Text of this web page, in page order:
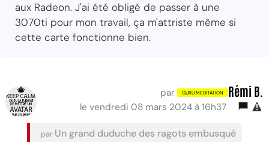
aux Radeon. J'ai été obligé de passer à une
3070ti pour mon travail, ça m'attriste même si
cette carte fonctionne bien.
par Rémi B.
le vendredi 08 mars 2024 à 16h37
par Un grand duduche des ragots embusqué